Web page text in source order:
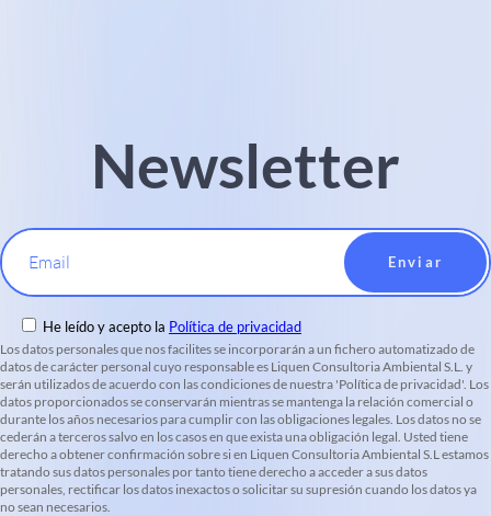
Newsletter
Email
He leído y acepto la Política de privacidad
Los datos personales que nos facilites se incorporarán a un fichero automatizado de
datos de carácter personal cuyo responsable es Liquen Consultoria Ambiental S.L. y
serán utilizados de acuerdo con las condiciones de nuestra 'Política de privacidad'. Los
datos proporcionados se conservarán mientras se mantenga la relación comercial o
durante los años necesarios para cumplir con las obligaciones legales. Los datos no se
cederán a terceros salvo en los casos en que exista una obligación legal. Usted tiene
derecho a obtener confirmación sobre si en Liquen Consultoria Ambiental S.L estamos
tratando sus datos personales por tanto tiene derecho a acceder a sus datos
personales, rectificar los datos inexactos o solicitar su supresión cuando los datos ya
no sean necesarios.